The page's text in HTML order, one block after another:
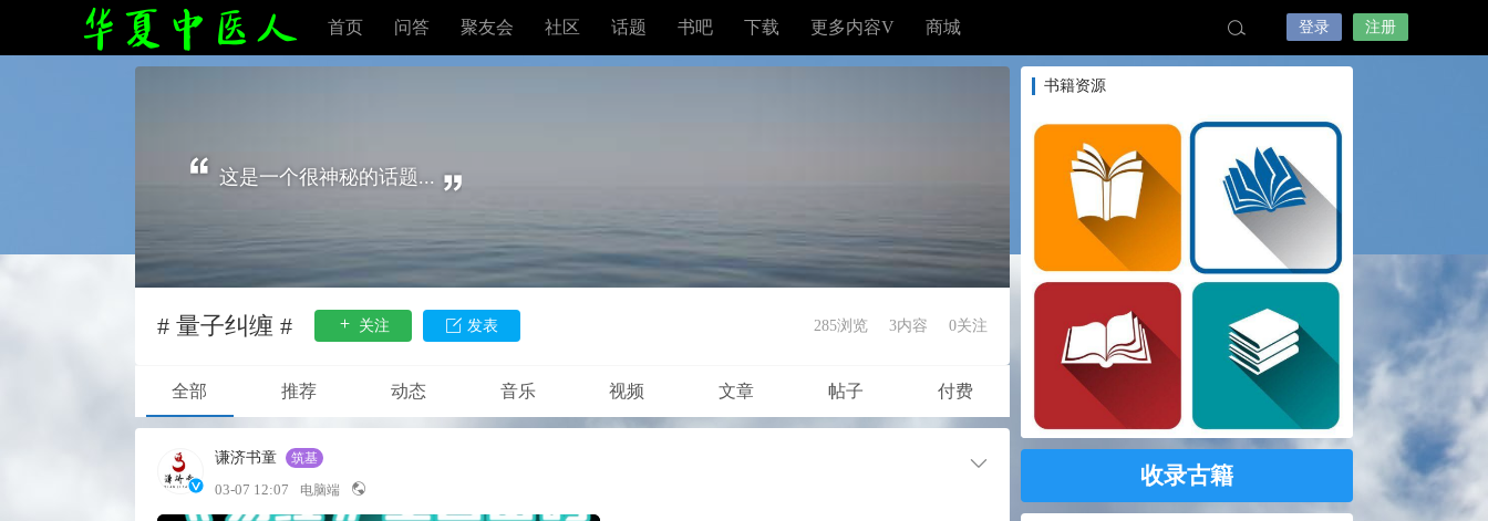
首页 问答 聚友会 社区 话题 书吧 下载 更多内容V 商城 登录 注册
书籍资源
收录古籍
这是一个很神秘的话题...
# 量子纠缠 # 关注 发表 285浏览 3内容 0关注
全部 推荐 动态 音乐 视频 文章 帖子 付费
谦济书童 筑基
03-07 12:07 电脑端